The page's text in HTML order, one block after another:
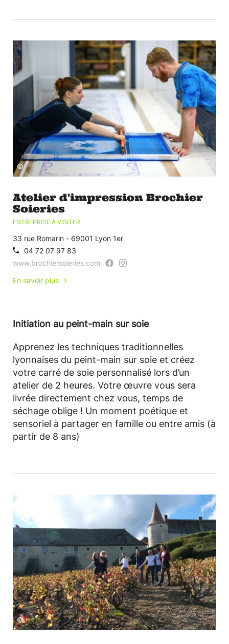
©
Atelier d'impression Brochier
Soieries
ENTREPRISE À VISITER
33 rue Romarin - 69001 Lyon 1er
04 72 07 97 83
www.brochiersoieries.com
En savoir plus
Initiation au peint-main sur soie
Apprenez les techniques traditionnelles
lyonnaises du peint-main sur soie et créez
votre carré de soie personnalisé lors d’un
atelier de 2 heures. Votre œuvre vous sera
livrée directement chez vous, temps de
séchage oblige ! Un moment poétique et
sensoriel à partager en famille ou entre amis (à
partir de 8 ans)
©